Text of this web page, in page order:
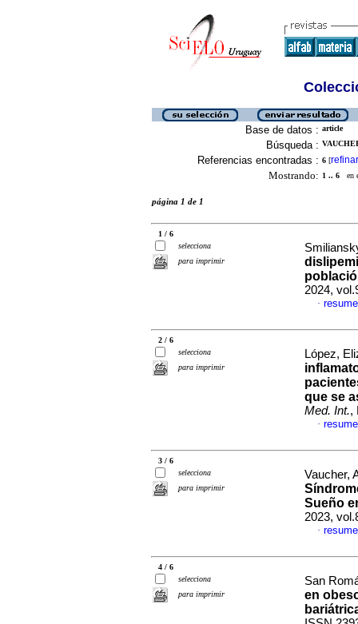
Base de datos : article
Búsqueda :
Referencias encontradas : 6 [refinar
Mostrando: 1 .. 6 en
página 1 de 1
1 / 6
selecciona
para imprimir
2024,
·
2 / 6
selecciona
para imprimir
López,
que se
Med. Int.,
·
3 / 6
selecciona
para imprimir
Vaucher,
Sueño
2023,
·
4 / 6
selecciona
para imprimir
San
en